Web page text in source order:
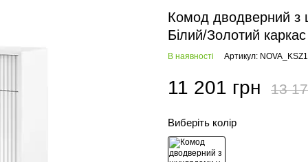
Комод дводверний з
Білий/Золотий
В наявності Артикул:
11 201 грн 13
Виберіть колір